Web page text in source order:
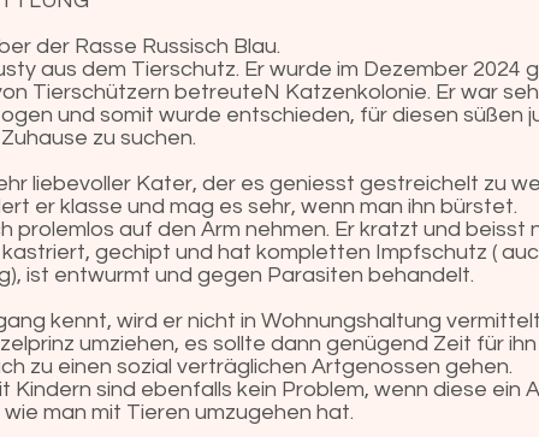
der Rasse Russisch Blau.
aus dem Tierschutz. Er wurde im Dezember 2024
Tierschützern betreuteN Katzenkolonie. Er war
und somit wurde entschieden, für diesen süßen
zu suchen.
liebevoller Kater, der es geniesst gestreichelt zu
er klasse und mag es sehr, wenn man ihn bürstet.
prolemlos auf den Arm nehmen. Er kratzt und beisst
kastriert, gechipt und hat kompletten Impfschutz (
ist entwurmt und gegen Parasiten behandelt.
kennt, wird er nicht in Wohnungshaltung
umziehen, es sollte dann genügend Zeit für ihn
zu einen sozial verträglichen Artgenossen gehen.
Kindern sind ebenfalls kein Problem, wenn diese ein
man mit Tieren umzugehen hat.